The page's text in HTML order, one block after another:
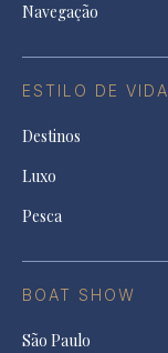
Navegação
ESTILO DE VIDA
Destinos
Luxo
Pesca
BOAT SHOW
São Paulo